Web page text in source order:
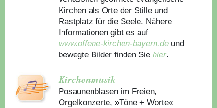
Kirchen als Orte der Stille und
Rastplatz für die Seele. Nähere
Informationen gibt es auf
www.offene-kirchen-bayern.de und
bewegte Bilder finden Sie hier.
Kirchenmusik
Posaunenblasen im Freien,
Orgelkonzerte, »Töne + Worte«